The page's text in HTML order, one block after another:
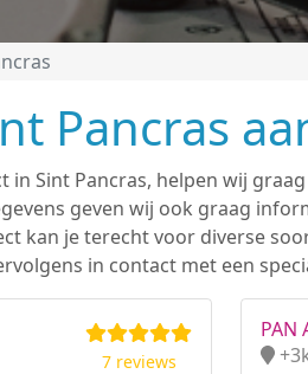
Pancras
in Sint Pancras, helpen wij
geven wij ook graag
kan je terecht voor diverse
in contact met een
7 reviews
PAN